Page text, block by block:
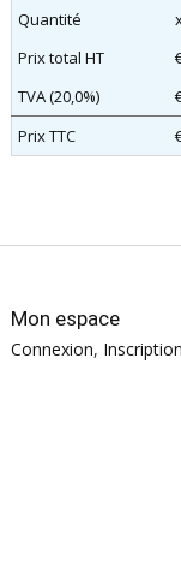
Quantité
Prix total HT
TVA (20,0%)
Prix TTC
Mon espace
Connexion, Inscription